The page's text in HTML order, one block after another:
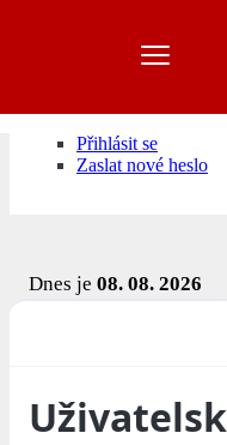
Přihlásit se
Zaslat nové heslo
Dnes je 08. 08. 2026